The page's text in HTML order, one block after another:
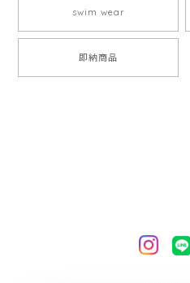
swim wear
即納商品